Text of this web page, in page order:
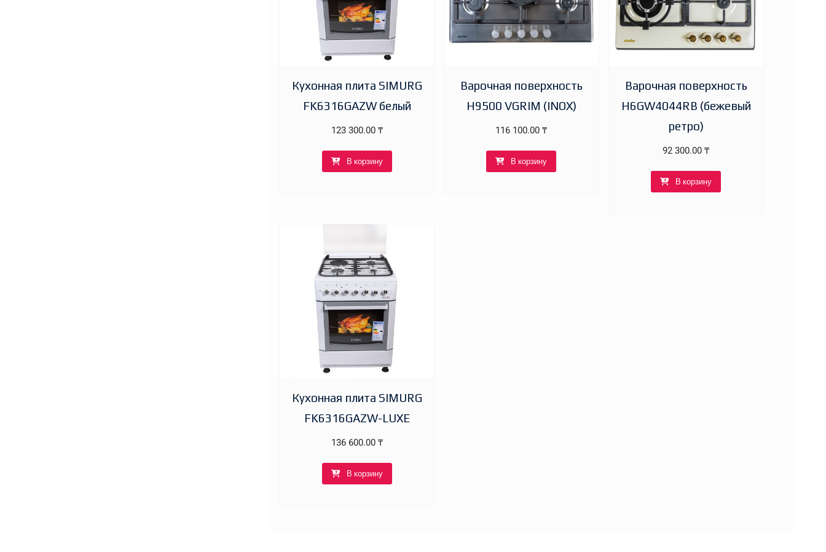
Кухонная плита SIMURG
FK6316GAZW белый
123 300.00 ₸
В корзину
Варочная поверхность
H9500 VGRIM (INOX)
116 100.00₸
В корзину
Варочная поверхность
H6GW4044RB (бежевый
ретро)
92 300.00₸
В корзину
Кухонная плита SIMURG
FK6316GAZW-LUXE
136 600.00 ₸
В корзину